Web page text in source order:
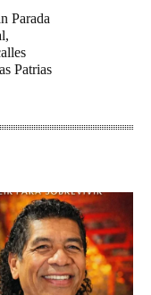
Parada
Patrias